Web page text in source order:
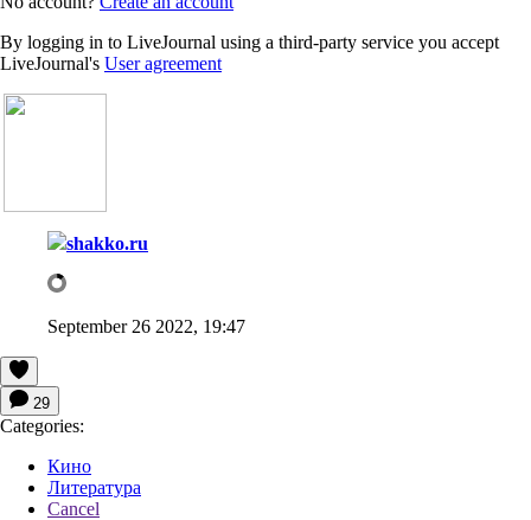
By logging in to LiveJournal using a third-party service you accept
LiveJournal's User agreement
shakko.ru
September 26 2022, 19:47
29
Categories:
Кино
Литература
Cancel